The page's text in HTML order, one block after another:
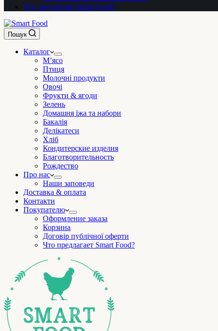
Что предлагает Smart Food?
Пошук
Каталог
М’ясо
Птиця
Молочні продукти
Овочі
Фрукти & ягоди
Зелень
Домашня їжа та набори
Бакалія
Делікатеси
Хліб
Кондитерские изделия
Благотворительность
Рождество
Про нас
Наши заповеди
Доставка & оплата
Контакти
Покупателю
Оформление заказа
Корзина
Договір публічної оферти
Что предлагает Smart Food?